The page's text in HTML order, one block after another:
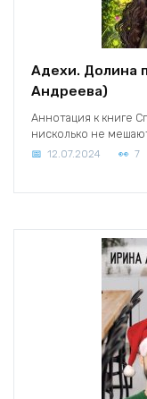
Адехи. Долина
Андреева)
Аннотация к книге
нисколько не
12.07.2024 7